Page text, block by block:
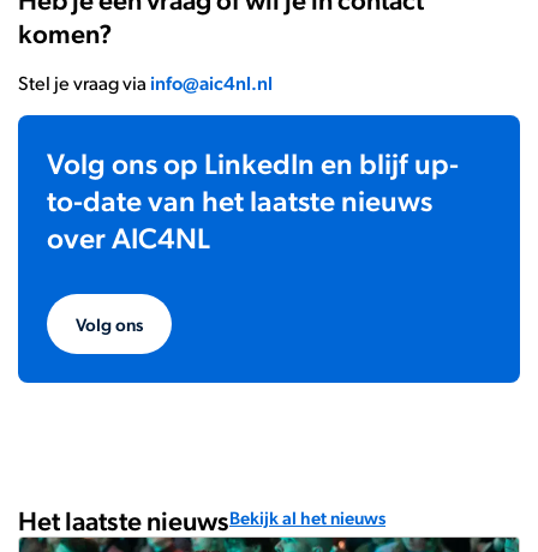
komen?
Stel je vraag via info@aic4nl.nl
Volg ons op LinkedIn en blijf up-
to-date van het laatste nieuws
over AIC4NL
Volg ons
Het laatste nieuwsBekijk al het nieuws